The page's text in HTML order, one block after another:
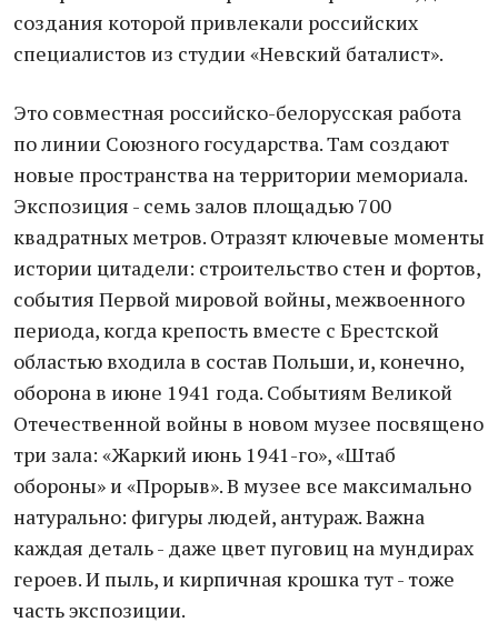
создания которой привлекали российских
специалистов из студии «Невский баталист».
Это совместная российско-белорусская работа
по линии Союзного государства. Там создают
новые пространства на территории мемориала.
Экспозиция - семь залов площадью 700
квадратных метров. Отразят ключевые моменты
истории цитадели: строительство стен и фортов,
события Первой мировой войны, межвоенного
периода, когда крепость вместе с Брестской
областью входила в состав Польши, и, конечно,
оборона в июне 1941 года. Событиям Великой
Отечественной войны в новом музее посвящено
три зала: «Жаркий июнь 1941-го», «Штаб
обороны» и «Прорыв». В музее все максимально
натурально: фигуры людей, антураж. Важна
каждая деталь - даже цвет пуговиц на мундирах
героев. И пыль, и кирпичная крошка тут - тоже
часть экспозиции.